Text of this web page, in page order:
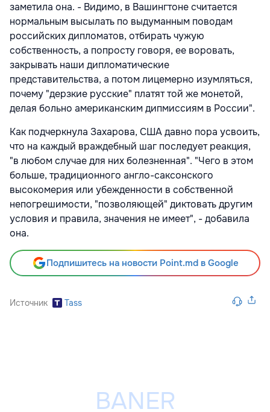
заметила она. - Видимо, в Вашингтоне считается
нормальным высылать по выдуманным поводам
российских дипломатов, отбирать чужую
собственность, а попросту говоря, ее воровать,
закрывать наши дипломатические
представительства, а потом лицемерно изумляться,
почему "дерзкие русские" платят той же монетой,
делая больно американским дипмиссиям в России".
Как подчеркнула Захарова, США давно пора усвоить,
что на каждый враждебный шаг последует реакция,
"в любом случае для них болезненная". "Чего в этом
больше, традиционного англо-саксонского
высокомерия или убежденности в собственной
непогрешимости, "позволяющей" диктовать другим
условия и правила, значения не имеет", - добавила
она.
Подпишитесь на новости Point.md в Google
Источник Tass